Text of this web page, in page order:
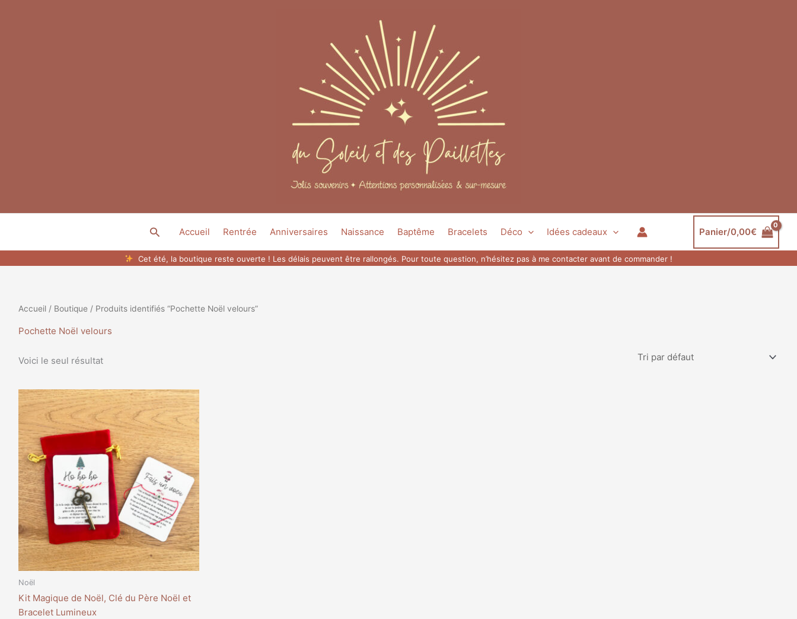
Rechercher
Accueil Rentrée Anniversaires Naissance Baptême Bracelets Déco Idées cadeaux Panier/0,00€
Cet été, la boutique reste ouverte ! Les délais peuvent être rallongés. Pour toute question, n’hésitez pas à me contacter avant de commander !
Accueil/ Boutique/ Produits identifiés “Pochette Noël velours”
Pochette Noël velours
Voici le seul résultat
Noël
Kit Magique de Noël, Clé du Père Noël et
Bracelet Lumineux